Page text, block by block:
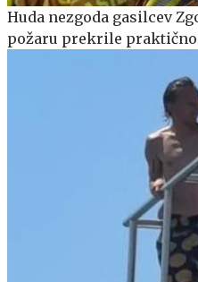
Huda nezgoda gasilcev
požaru prekrile